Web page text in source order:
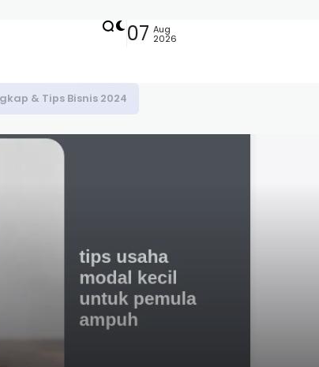
07 Aug
2026
& Tips Bisnis 2024